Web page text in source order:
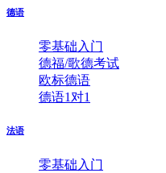
德语
零基础入门
德福/歌德考试
欧标德语
德语1对1
法语
零基础入门